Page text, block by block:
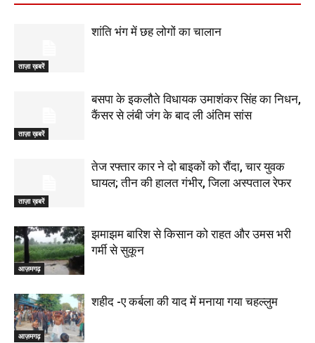
ताज़ा ख़बरें
शांति भंग में छह लोगों का चालान
ताज़ा ख़बरें
बसपा के इकलौते विधायक उमाशंकर सिंह का निधन,
कैंसर से लंबी जंग के बाद ली अंतिम सांस
ताज़ा ख़बरें
तेज रफ्तार कार ने दो बाइकों को रौंदा, चार युवक
घायल; तीन की हालत गंभीर, जिला अस्पताल रेफर
आज़मगढ़
झमाझम बारिश से किसान को राहत और उमस भरी
गर्मी से सुकून
आज़मगढ़
शहीद -ए कर्बला की याद में मनाया गया चहल्लुम